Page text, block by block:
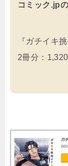
コミック.jp
『ガチイキ
2冊分：